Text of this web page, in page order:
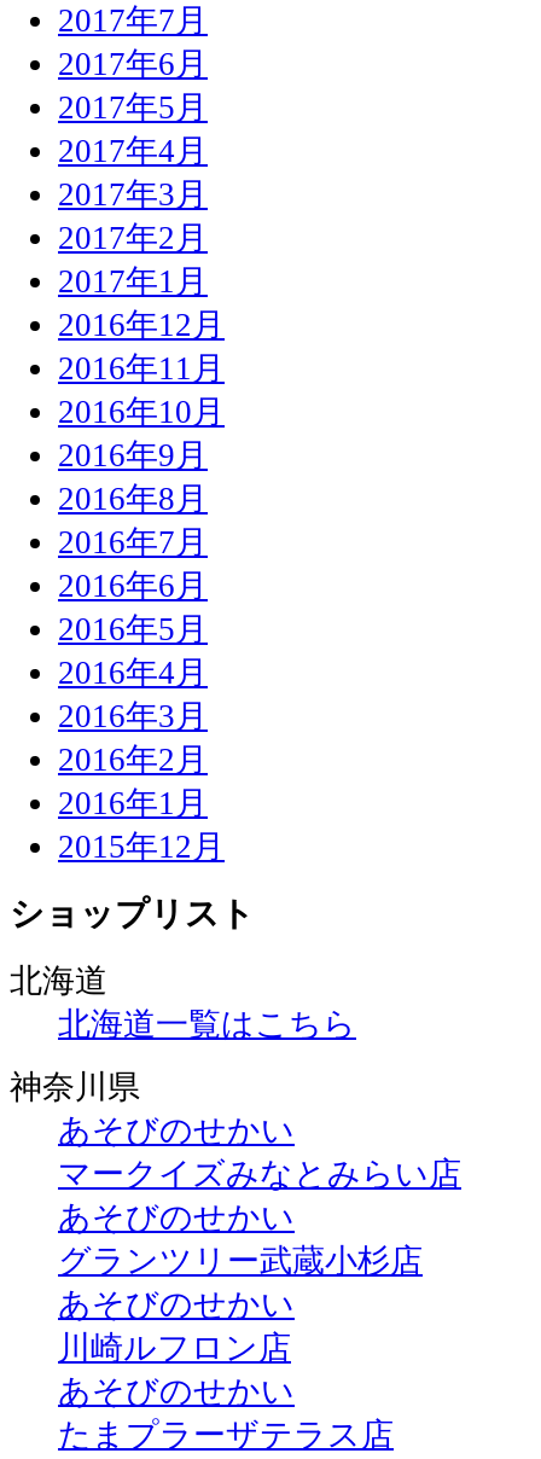
2017年7月
2017年6月
2017年5月
2017年4月
2017年3月
2017年2月
2017年1月
2016年12月
2016年11月
2016年10月
2016年9月
2016年8月
2016年7月
2016年6月
2016年5月
2016年4月
2016年3月
2016年2月
2016年1月
2015年12月
ショップリスト
北海道
北海道一覧はこちら
神奈川県
あそびのせかい
マークイズみなとみらい店
あそびのせかい
グランツリー武蔵小杉店
あそびのせかい
川崎ルフロン店
あそびのせかい
たまプラーザテラス店